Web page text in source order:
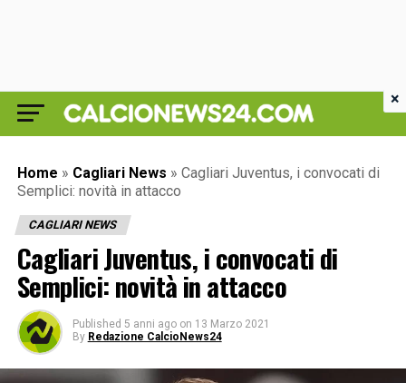
Home » Cagliari News » Cagliari Juventus, i convocati di
Semplici: novità in attacco
CAGLIARI NEWS
Cagliari Juventus, i convocati di
Semplici: novità in attacco
Published 5 anni ago on 13 Marzo 2021
By Redazione CalcioNews24
×